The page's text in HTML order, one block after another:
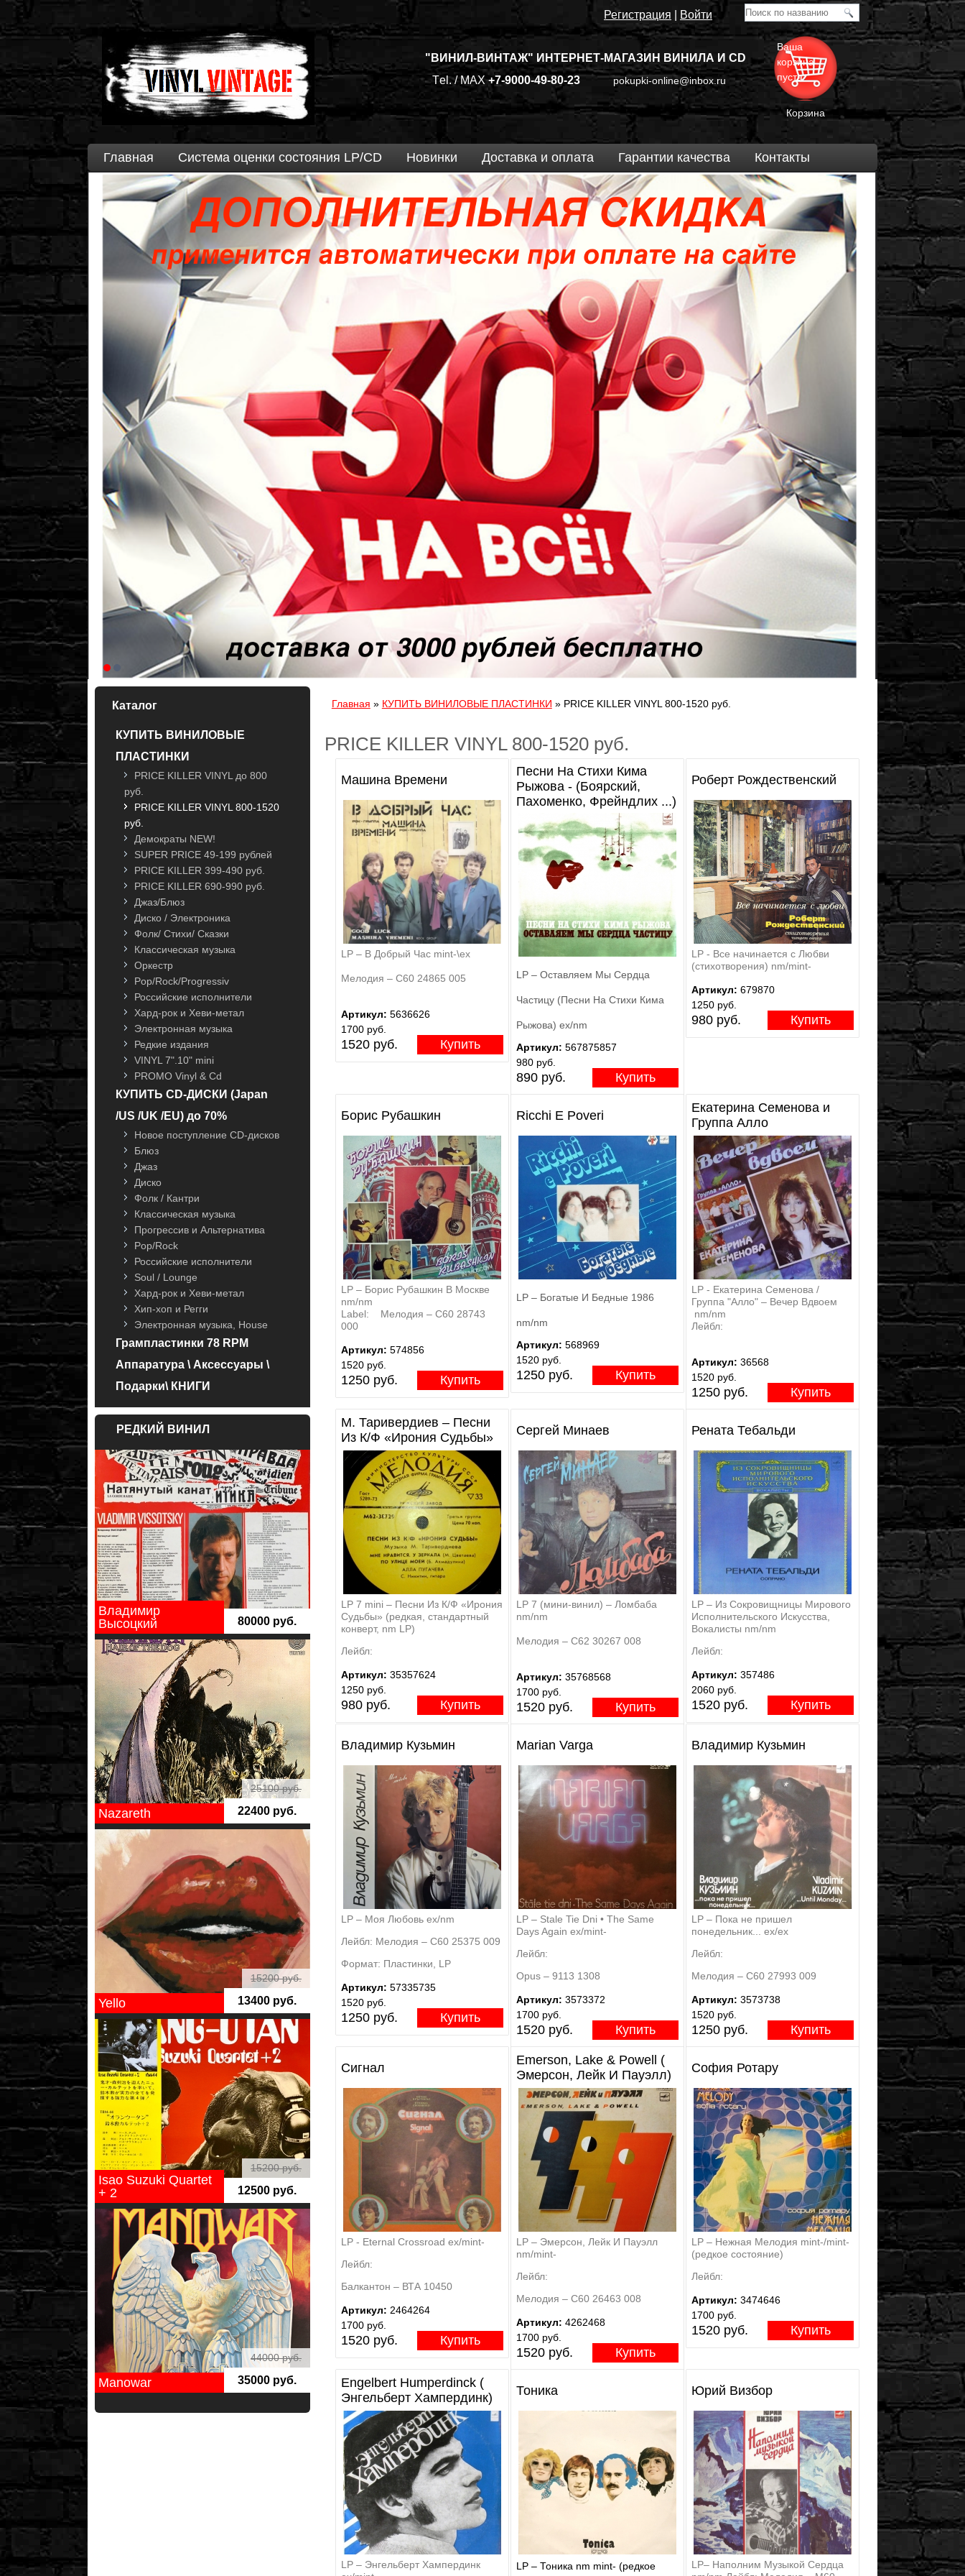
Корзина
Ваша
корзина
пуста
Регистрация Войти
"ВИНИЛ-ВИНТАЖ" ИНТЕРНЕТ-МАГАЗИН ВИНИЛА И CD
Тel. / МАХ+7-9000-49-80-23 pokupki-online@inbox.ru
Главная Система оценки состояния LP/CD Новинки Доставка и оплата Гарантии качества Контакты
Каталог
КУПИТЬ ВИНИЛОВЫЕ
ПЛАСТИНКИ
PRICE KILLER VINYL до 800
руб.
PRICE KILLER VINYL 800-1520
руб.
Демократы NEW!
SUPER PRICE 49-199 рублей
PRICE KILLER 399-490 руб.
PRICE KILLER 690-990 руб.
Джаз/Блюз
Диско / Электроника
Фолк/ Стихи/ Сказки
Классическая музыка
Оркестр
Pop/Rock/Progressiv
Российские исполнители
Хард-рок и Хеви-метал
Электронная музыка
Редкие издания
VINYL 7".10" mini
PROMO Vinyl & Cd
КУПИТЬ CD-ДИСКИ (Japan
/US /UK /EU) до 70%
Новое поступление CD-дисков
Блюз
Джаз
Диско
Фолк / Кантри
Классическая музыка
Прогрессив и Альтернатива
Pop/Rock
Российские исполнители
Soul / Lounge
Хард-рок и Хеви-метал
Хип-хоп и Регги
Электронная музыка, House
Грампластинки 78 RPM
Аппаратура \ Аксессуары \
Подарки\ КНИГИ
РЕДКИЙ ВИНИЛ
Владимир
Высоцкий
80000 руб.
25100 руб.
Nazareth 22400 руб.
15200 руб.
Yello 13400 руб.
15200 руб.
Isao Suzuki Quartet
+ 2
12500 руб.
44000 руб.
Manowar 35000 руб.
Вы здесь
Главная » КУПИТЬ ВИНИЛОВЫЕ ПЛАСТИНКИ » PRICE KILLER VINYL 800-1520 руб.
PRICE KILLER VINYL 800-1520 руб.
Машина Времени
LP – В Добрый Час mint-\ex
Мелодия – С60 24865 005
Артикул: 5636626
1700 руб.
1520 руб. Купить
Песни На Стихи Кима
Рыжова - (Боярский,
Пахоменко, Фрейндлих ...)
LP – Оставляем Мы Сердца
Частицу (Песни На Стихи Кима
Рыжова) ex/nm
Артикул: 567875857
980 руб.
890 руб. Купить
Роберт Рождественский
LP - Все начинается с Любви
(стихотворения) nm/mint-
Артикул: 679870
1250 руб.
980 руб. Купить
Борис Рубашкин
LP – Борис Рубашкин В Москве
nm/nm
Label: Мелодия – С60 28743
000
Артикул: 574856
1520 руб.
1250 руб. Купить
Ricchi E Poveri
LP – Богатые И Бедные 1986
nm/nm
Артикул: 568969
1520 руб.
1250 руб. Купить
Екатерина Семенова и
Группа Алло
LP - Екатерина Семенова /
Группа "Алло" – Вечер Вдвоем
nm/nm
Лейбл:
Артикул: 36568
1520 руб.
1250 руб. Купить
М. Таривердиев – Песни
Из К/Ф «Ирония Судьбы»
LP 7 mini – Песни Из К/Ф «Ирония
Судьбы» (редкая, стандартный
конверт, nm LP)
Лейбл:
Артикул: 35357624
1250 руб.
980 руб. Купить
Сергей Минаев
LP 7 (мини-винил) – Ломбаба
nm/nm
Мелодия – С62 30267 008
Артикул: 35768568
1700 руб.
1520 руб. Купить
Рената Тебальди
LP – Из Сокровищницы Мирового
Исполнительского Искусства,
Вокалисты nm/nm
Лейбл:
Артикул: 357486
2060 руб.
1520 руб. Купить
Владимир Кузьмин
LP – Моя Любовь ex/nm
Лейбл: Мелодия – С60 25375 009
Формат: Пластинки, LP
Артикул: 57335735
1520 руб.
1250 руб. Купить
Marian Varga
LP – Stale Tie Dni • The Same
Days Again ex/mint-
Лейбл:
Opus – 9113 1308
Артикул: 3573372
1700 руб.
1520 руб. Купить
Владимир Кузьмин
LP – Пока не пришел
понедельник... ex/ex
Лейбл:
Мелодия – С60 27993 009
Артикул: 3573738
1520 руб.
1250 руб. Купить
Сигнал
LP - Eternal Crossroad ex/mint-
Лейбл:
Балкантон – ВТА 10450
Артикул: 2464264
1700 руб.
1520 руб. Купить
Emerson, Lake & Powell (
Эмерсон, Лейк И Пауэлл)
LP – Эмерсон, Лейк И Пауэлл
nm/mint-
Лейбл:
Мелодия – С60 26463 008
Артикул: 4262468
1700 руб.
1520 руб. Купить
София Ротару
LP – Нежная Мелодия mint-/mint-
(редкое состояние)
Лейбл:
Артикул: 3474646
1700 руб.
1520 руб. Купить
Engelbert Humperdinck (
Энгельберт Хампердинк)
LP – Энгельберт Хампердинк
Тоника
LP – Тоника nm mint- (редкое
Юрий Визбор
LP– Наполним Музыкой Сердца
Ирина
Отвечу на ваши вопросы.